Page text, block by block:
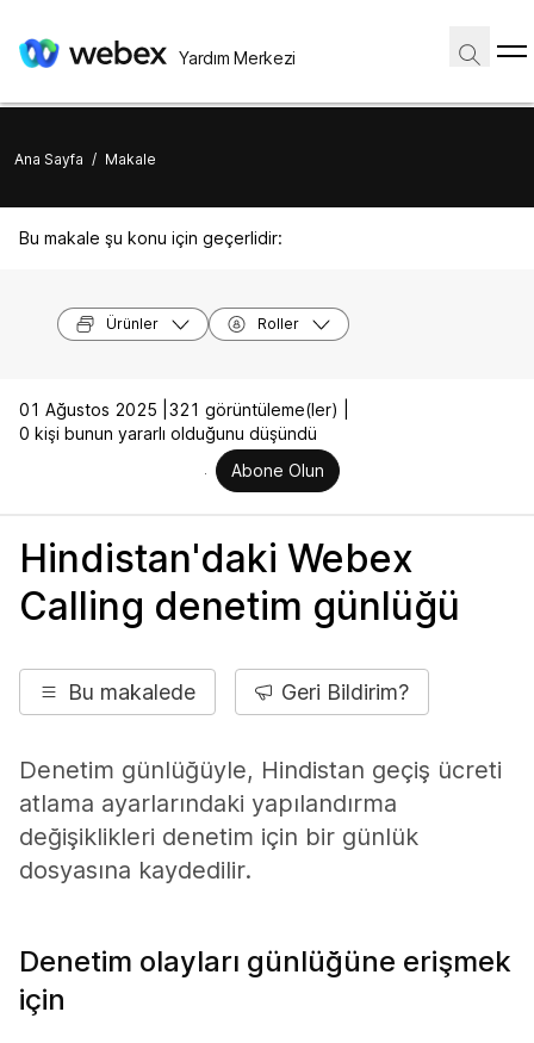
Yardım Merkezi
Ana Sayfa / Makale
Bu makale şu konu için geçerlidir:
Ürünler Roller
01 Ağustos 2025 | 321 görüntüleme(ler) |
0 kişi bunun yararlı olduğunu düşündü
Abone Olun
Hindistan'daki Webex
Calling denetim günlüğü
Bu makalede Geri Bildirim?
Denetim günlüğüyle, Hindistan geçiş ücreti
atlama ayarlarındaki yapılandırma
değişiklikleri denetim için bir günlük
dosyasına kaydedilir.
Denetim olayları günlüğüne erişmek
için